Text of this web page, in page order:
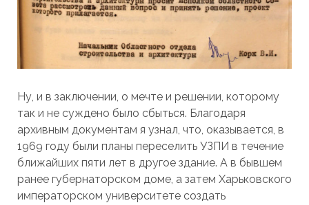
Ну, и в заключении, о мечте и решении, которому
так и не суждено было сбыться. Благодаря
архивным документам я узнал, что, оказывается, в
1969 году были планы переселить УЗПИ в течение
ближайших пяти лет в другое здание. А в бывшем
ранее губернаторском доме, а затем Харьковского
императорском университете создать